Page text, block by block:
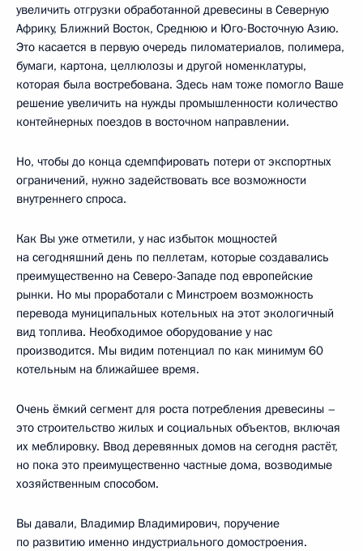
увеличить отгрузки обработанной древесины в Северную
Африку, Ближний Восток, Среднюю и Юго-Восточную Азию.
Это касается в первую очередь пиломатериалов, полимера,
бумаги, картона, целлюлозы и другой номенклатуры,
которая была востребована. Здесь нам тоже помогло Ваше
решение увеличить на нужды промышленности количество
контейнерных поездов в восточном направлении.
Но, чтобы до конца сдемпфировать потери от экспортных
ограничений, нужно задействовать все возможности
внутреннего спроса.
Как Вы уже отметили, у нас избыток мощностей
на сегодняшний день по пеллетам, которые создавались
преимущественно на Северо-Западе под европейские
рынки. Но мы проработали с Минстроем возможность
перевода муниципальных котельных на этот экологичный
вид топлива. Необходимое оборудование у нас
производится. Мы видим потенциал по как минимум 60
котельным на ближайшее время.
Очень ёмкий сегмент для роста потребления древесины –
это строительство жилых и социальных объектов, включая
их меблировку. Ввод деревянных домов на сегодня растёт,
но пока это преимущественно частные дома, возводимые
хозяйственным способом.
Вы давали, Владимир Владимирович, поручение
по развитию именно индустриального домостроения.